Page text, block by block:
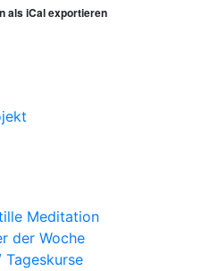
als iCal exportieren
Meditation
der Woche
Tageskurse